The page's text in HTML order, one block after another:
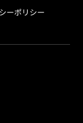
ーポリシー